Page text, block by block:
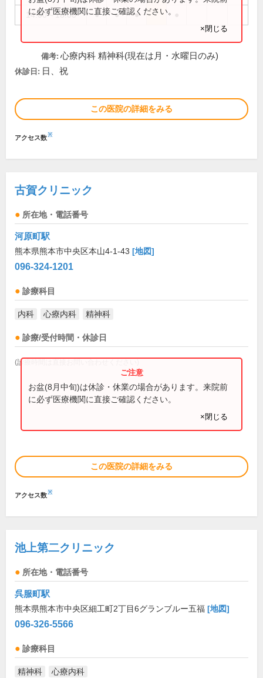
14:00～18:00 ● ● ●
に必ず医療機関に直接ご確認ください。
×閉じる
備考: 心療内科 精神科(現在は月・水曜日のみ)
休診日: 日、祝
この医院の詳細をみる
アクセス数※
古賀クリニック
所在地・電話番号
河原町駅
熊本県熊本市中央区本山4-1-43 [地図]
096-324-1201
診療科目
内科 心療内科 精神科
診療/受付時間・休診日
(診療時間は直接お問い合わせください)
お盆(8月中旬)は休診・休業の場合があります。来院前
に必ず医療機関に直接ご確認ください。
×閉じる
この医院の詳細をみる
アクセス数※
池上第二クリニック
所在地・電話番号
呉服町駅
熊本県熊本市中央区細工町2丁目6グランブルー五福 [地図]
096-326-5566
診療科目
精神科 心療内科